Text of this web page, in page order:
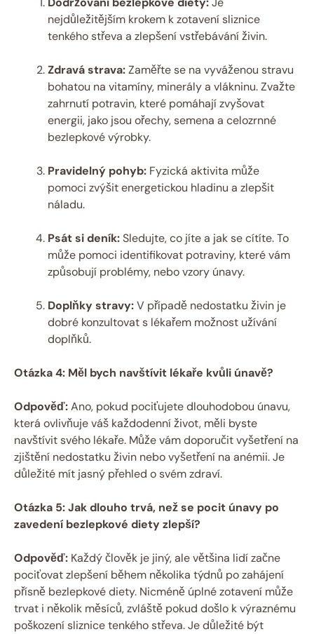
nejdůležitějším krokem k zotavení sliznice
tenkého střeva a zlepšení vstřebávání živin.
Zdravá strava:Zaměřte se na vyváženou stravu
bohatou na vitamíny, minerály a vlákninu. Zvažte
zahrnutí potravin, které pomáhají zvyšovat
energii, jako jsou ořechy, semena a celozrnné
bezlepkové výrobky.
Pravidelný pohyb: Fyzická aktivita může
pomoci zvýšit energetickou hladinu a zlepšit
náladu.
Psát si deník:Sledujte, co jíte a jak se cítíte. To
může pomoci identifikovat potraviny, které vám
způsobují problémy, nebo vzory únavy.
Doplňky stravy:V případě nedostatku živin je
dobré konzultovat s lékařem možnost užívání
doplňků.
Otázka 4: Měl bych navštívit lékaře kvůli únavě?
Odpověď:Ano, pokud pociťujete dlouhodobou únavu,
která ovlivňuje váš každodenní život, měli byste
navštívit svého lékaře. Může vám doporučit vyšetření na
zjištění nedostatku živin nebo vyšetření na anémii. Je
důležité mít jasný přehled o svém zdraví.
Otázka 5: Jak dlouho trvá, než se pocit únavy po
zavedení bezlepkové diety zlepší?
Odpověď: Každý člověk je jiný, ale většina lidí začne
pociťovat zlepšení během několika týdnů po zahájení
přísně bezlepkové diety. Nicméně úplné zotavení může
trvat i několik měsíců, zvláště pokud došlo k výraznému
poškození sliznice tenkého střeva. Je důležité být